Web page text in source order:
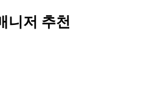
니저 추천